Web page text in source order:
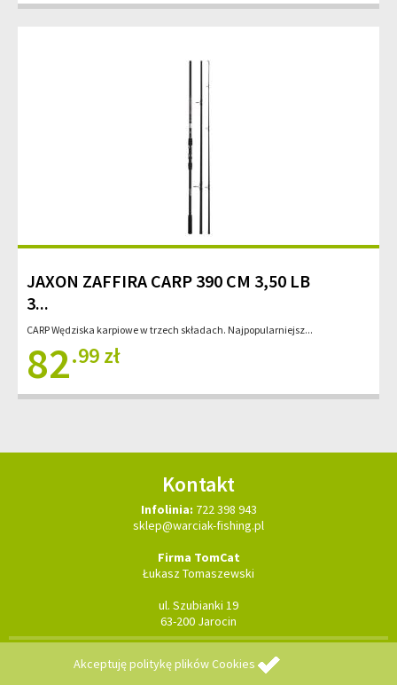
Akceptujępolitykę plików Cookies
JAXON ZAFFIRA CARP 390 CM 3,50 LB
3...
CARP Wędziska karpiowe w trzech składach. Najpopularniejsz...
82.99 zł
Kontakt
Infolinia: 722 398 943
sklep@warciak-fishing.pl
Firma TomCat
Łukasz Tomaszewski
ul. Szubianki 19
63-200 Jarocin
Copyright © 2026 TomCat - wszelkie prawa zastrzeżone
strony WWW Ostrów